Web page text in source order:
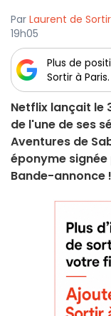
Par Laurent de
19h05
Plus de
Sortir à Paris.
Netflix lançait le
de l'une de ses
Aventures de
éponyme
Bande-annonce !